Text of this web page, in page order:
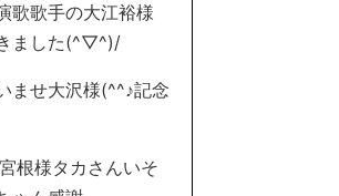
歌歌手の大江裕様
ました(^▽^)/
ませ大沢様(^^♪記念
根様タカさんいそ